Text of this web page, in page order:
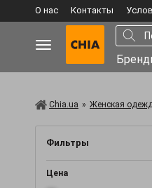
О нас Контакты
Chia.ua » Женская
Фильтры
Цена